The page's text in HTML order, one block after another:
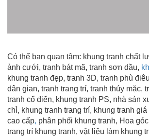
Có thể bạn quan tâm: khung tranh chất
ảnh cưới, tranh bát mã, tranh sơn dầu,
khung tranh đẹp, tranh 3D, tranh phù
dân gian, tranh trang trí, tranh thúy mặc,
tranh cổ điển, khung tranh PS, nhà sản
chỉ, khung tranh trang trí, khung tranh
cao cấp, phân phối khung tranh, Hoa
trang trí khung tranh, vật liệu làm khung